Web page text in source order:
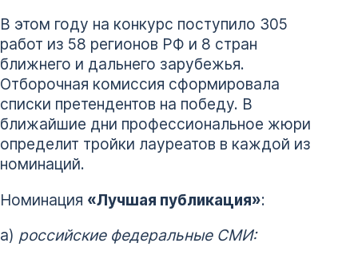
В этом году на конкурс поступило 305
работ из 58 регионов РФ и 8 стран
ближнего и дальнего зарубежья.
Отборочная комиссия сформировала
списки претендентов на победу. В
ближайшие дни профессиональное жюри
определит тройки лауреатов в каждой из
номинаций.
Номинация «Лучшая публикация»:
а) российские федеральные СМИ: